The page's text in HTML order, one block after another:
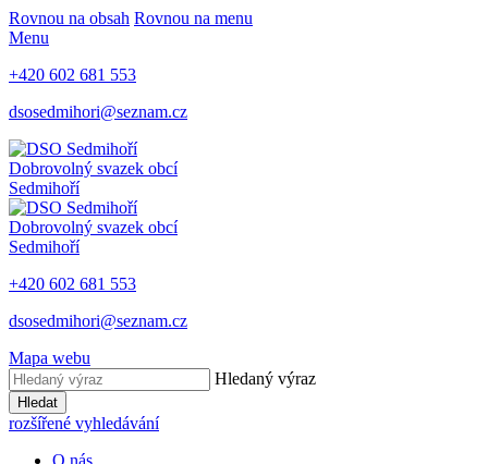
Rovnou na obsah Rovnou na menu
Menu
+420 602 681 553
dsosedmihori@seznam.cz
Dobrovolný svazek obcí
Sedmihoří
Dobrovolný svazek obcí
Sedmihoří
+420 602 681 553
dsosedmihori@seznam.cz
Mapa webu
Hledaný výraz
Hledat
rozšířené vyhledávání
O nás